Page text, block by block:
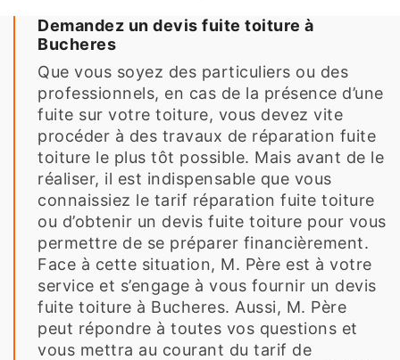
Demandez un devis fuite toiture à
Bucheres
Que vous soyez des particuliers ou des
professionnels, en cas de la présence d’une
fuite sur votre toiture, vous devez vite
procéder à des travaux de réparation fuite
toiture le plus tôt possible. Mais avant de le
réaliser, il est indispensable que vous
connaissiez le tarif réparation fuite toiture
ou d’obtenir un devis fuite toiture pour vous
permettre de se préparer financièrement.
Face à cette situation, M. Père est à votre
service et s’engage à vous fournir un devis
fuite toiture à Bucheres. Aussi, M. Père
peut répondre à toutes vos questions et
vous mettra au courant du tarif de